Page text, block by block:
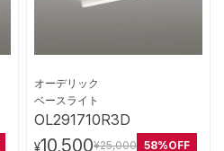
オーデリック
ベースライト
OL291710R3D
¥10,500¥25,000 58%OFF